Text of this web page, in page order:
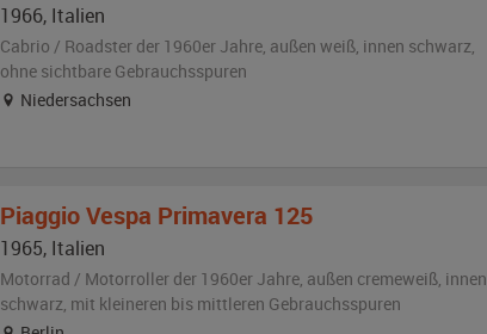
1966, Italien
Cabrio / Roadster der 1960er Jahre, außen weiß, innen schwarz,
ohne sichtbare Gebrauchsspuren
Niedersachsen
Piaggio Vespa Primavera 125
1965, Italien
Motorrad / Motorroller der 1960er Jahre, außen cremeweiß, innen
schwarz, mit kleineren bis mittleren Gebrauchsspuren